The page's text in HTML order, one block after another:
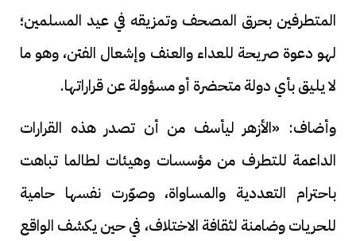
المتطرفين بحرق المصحف وتمزيقه في عيد المسلمين؛
لهو دعوة صريحة للعداء والعنف وإشعال الفتن، وهو ما
لا يليق بأي دولة متحضرة أو مسؤولة عن قراراتها.
وأضاف: «الأزهر ليأسف من أن تصدر هذه القرارات
الداعمة للتطرف من مؤسسات وهيئات لطالما تباهت
باحترام التعددية والمساواة، وصوّرت نفسها حامية
للحريات وضامنة لثقافة الاختلاف، في حين يكشف الواقع